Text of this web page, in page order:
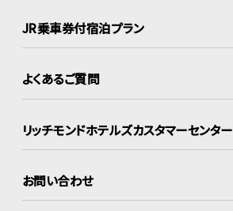
JR乗車券付宿泊プラン
よくあるご質問
リッチモンドホテルズカスタマーセンター
お問い合わせ